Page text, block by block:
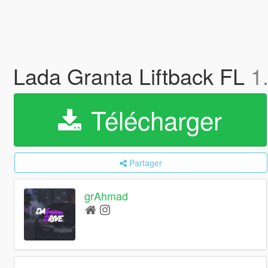
Lada Granta Liftback FL
Télécharger
Partager
grAhmad